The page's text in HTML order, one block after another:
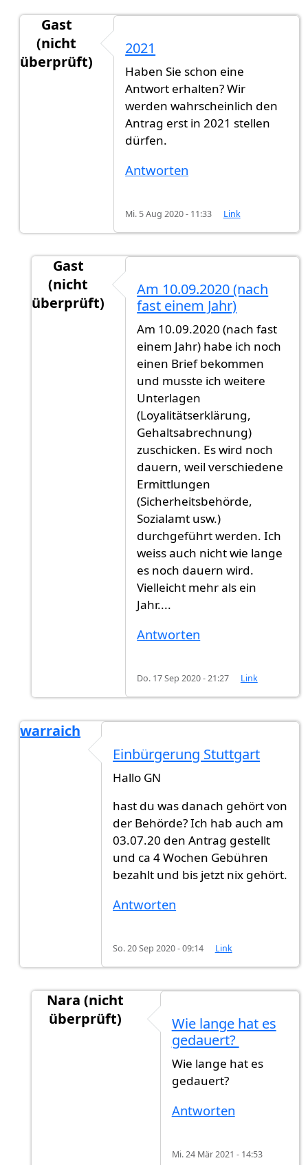
Gast
(nicht
überprüft)
Ich habe am 20.09.2020…
2021
Haben Sie schon eine
Antwort erhalten? Wir
werden wahrscheinlich den
Antrag erst in 2021 stellen
dürfen.
Antworten
Mi. 5 Aug 2020 - 11:33 Link
Gast
(nicht
überprüft)
von Gast (nicht überprüft)
Am 10.09.2020 (nach
fast einem Jahr)
Am 10.09.2020 (nach fast
einem Jahr) habe ich noch
einen Brief bekommen
und musste ich weitere
Unterlagen
(Loyalitätserklärung,
Gehaltsabrechnung)
zuschicken. Es wird noch
dauern, weil verschiedene
Ermittlungen
(Sicherheitsbehörde,
Sozialamt usw.)
durchgeführt werden. Ich
weiss auch nicht wie lange
es noch dauern wird.
Vielleicht mehr als ein
Jahr....
Antworten
Do. 17 Sep 2020 - 21:27 Link
warraich
Ich habe am 20.09.2020…von
Einbürgerung Stuttgart
Hallo GN
hast du was danach gehört von
der Behörde? Ich hab auch am
03.07.20 den Antrag gestellt
und ca 4 Wochen Gebühren
bezahlt und bis jetzt nix gehört.
Antworten
So. 20 Sep 2020 - 09:14 Link
Nara (nicht
überprüft)
Einbürgerung Stuttgartvon
Wie lange hat es
gedauert?
Wie lange hat es
gedauert?
Antworten
Mi. 24 Mär 2021 - 14:53